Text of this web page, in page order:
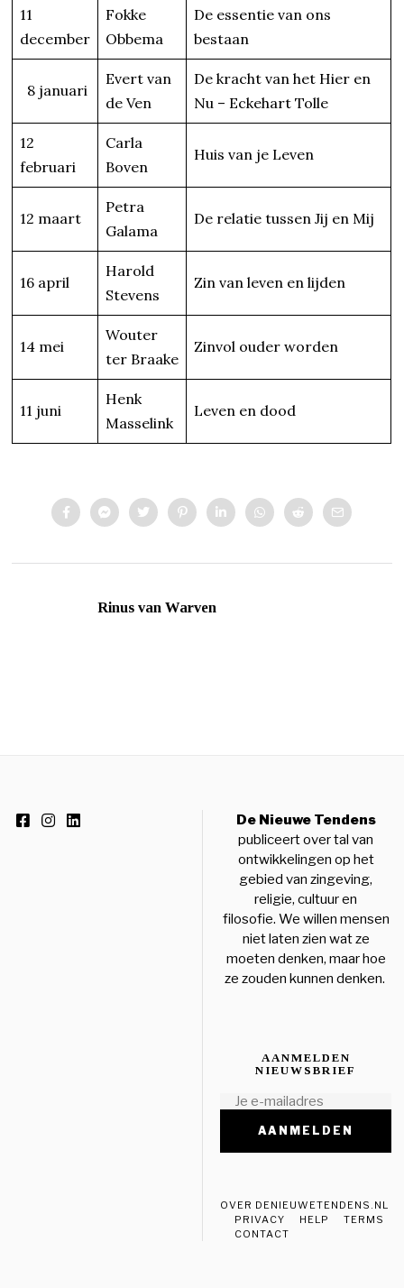
11
december
Fokke
Obbema
De essentie van ons
bestaan
8 januari
Evert van
de Ven
De kracht van het Hier en
Nu – Eckehart Tolle
12
februari
Carla
Boven
Huis van je Leven
12 maart
Petra
Galama
De relatie tussen Jij en Mij
16 april
Harold
Stevens
Zin van leven en lijden
14 mei
Wouter
ter Braake
Zinvol ouder worden
11 juni
Henk
Masselink
Leven en dood
Rinus van Warven
De Nieuwe Tendens
publiceert over tal van
ontwikkelingen op het
gebied van zingeving,
religie, cultuur en
filosofie. We willen mensen
niet laten zien wat ze
moeten denken, maar hoe
ze zouden kunnen denken.
AANMELDEN
NIEUWSBRIEF
OVER DENIEUWETENDENS.NL
PRIVACY
HELP
TERMS
CONTACT